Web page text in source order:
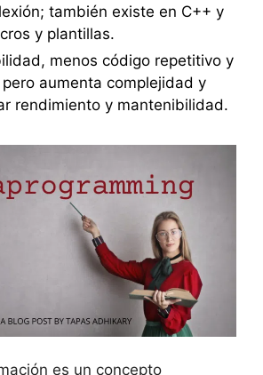
también existe en C++ y
y plantillas.
menos código repetitivo y
aumenta complejidad y
rendimiento y mantenibilidad.
es un concepto